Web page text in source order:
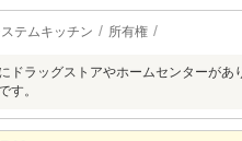
テムキッチン 所有権
ドラッグストアやホームセンターが
す。